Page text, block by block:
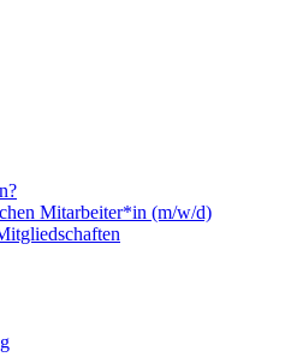
Mitarbeiter*in (m/w/d)